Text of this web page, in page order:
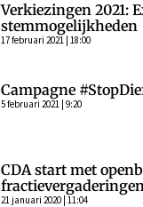
Verkiezingen 2021:
stemmogelijkheden
17 februari 2021 | 18:00
Campagne
5 februari 2021 | 9:20
CDA start met
21 januari 2020 | 11:04